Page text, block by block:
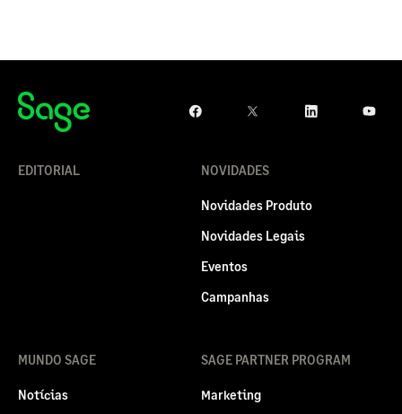
EDITORIAL NOVIDADES
Novidades Produto
Novidades Legais
Eventos
Campanhas
MUNDO SAGE
Notícias
SAGE PARTNER PROGRAM
Marketing